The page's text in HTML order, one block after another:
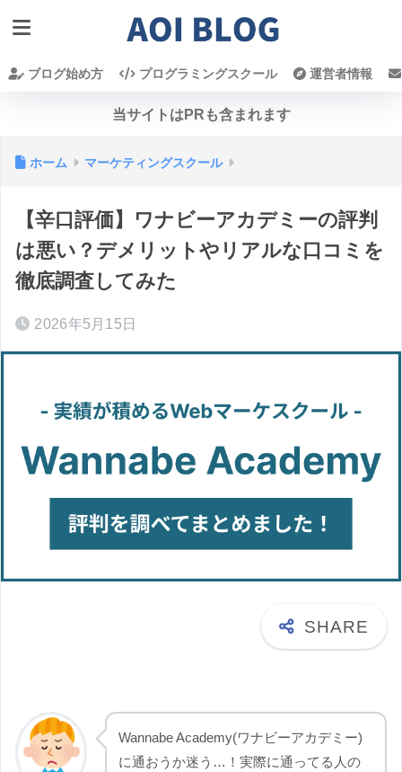
ブログ始め方 プログラミングスクール 運営者情報
当サイトはPRも含まれます
ホーム マーケティングスクール
【辛口評価】ワナビーアカデミーの評判
は悪い？デメリットやリアルな口コミを
徹底調査してみた
2026年5月15日
Wannabe Academy(ワナビーアカデミー)
に通おうか迷う…！実際に通ってる人の